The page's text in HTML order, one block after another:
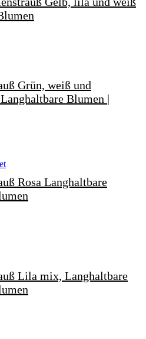
Grün, weiß und
Blumen |
Rosa Langhaltbare
Lila mix, Langhaltbare